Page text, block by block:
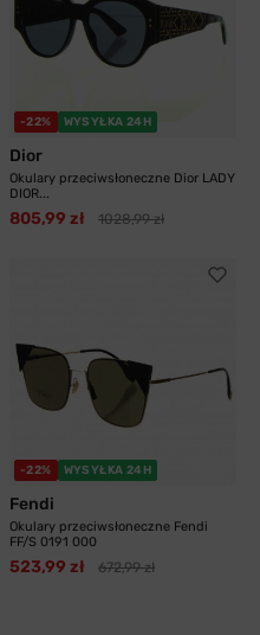
-22% WYSYŁKA 24H
Dior
Okulary przeciwsłoneczne Dior LADY
DIOR...
805,99 zł 1028,99 zł
-22% WYSYŁKA 24H
Fendi
Okulary przeciwsłoneczne Fendi
FF/S 0191 000
523,99 zł 672,99 zł